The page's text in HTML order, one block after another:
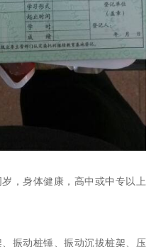
，身体健康，高中或中专以上
振动桩锤、振动沉拔桩架、压